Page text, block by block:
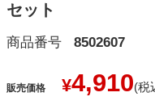
セット
商品番号 8502607
販売価格 ¥4,910